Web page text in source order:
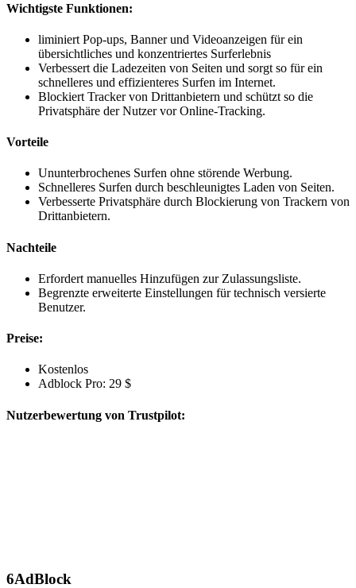
Wichtigste Funktionen:
liminiert Pop-ups, Banner und Videoanzeigen für ein
übersichtliches und konzentriertes Surferlebnis
Verbessert die Ladezeiten von Seiten und sorgt so für ein
schnelleres und effizienteres Surfen im Internet.
Blockiert Tracker von Drittanbietern und schützt so die
Privatsphäre der Nutzer vor Online-Tracking.
Vorteile
Ununterbrochenes Surfen ohne störende Werbung.
Schnelleres Surfen durch beschleunigtes Laden von Seiten.
Verbesserte Privatsphäre durch Blockierung von Trackern von
Drittanbietern.
Nachteile
Erfordert manuelles Hinzufügen zur Zulassungsliste.
Begrenzte erweiterte Einstellungen für technisch versierte
Benutzer.
Preise:
Kostenlos
Adblock Pro: 29 $
Nutzerbewertung von Trustpilot:
6AdBlock